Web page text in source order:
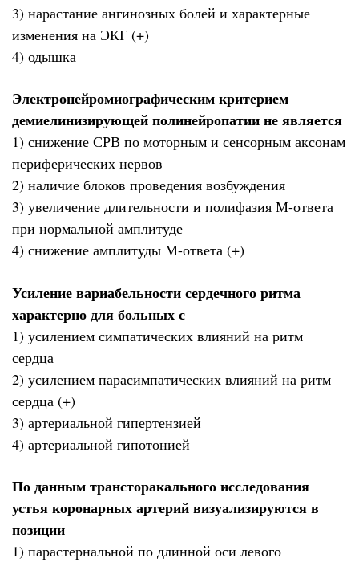
3) нарастание ангинозных болей и характерные
изменения на ЭКГ (+)
4) одышка
Электронейромиографическим критерием
демиелинизирующей полинейропатии не является
1) снижение СРВ по моторным и сенсорным аксонам
периферических нервов
2) наличие блоков проведения возбуждения
3) увеличение длительности и полифазия М-ответа
при нормальной амплитуде
4) снижение амплитуды М-ответа (+)
Усиление вариабельности сердечного ритма
характерно для больных с
1) усилением симпатических влияний на ритм
сердца
2) усилением парасимпатических влияний на ритм
сердца (+)
3) артериальной гипертензией
4) артериальной гипотонией
По данным трансторакального исследования
устья коронарных артерий визуализируются в
позиции
1) парастернальной по длинной оси левого